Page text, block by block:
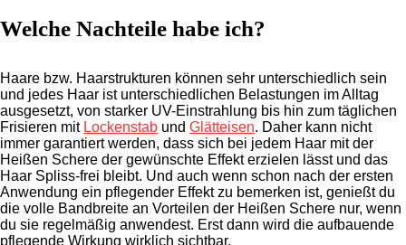
Welche Nachteile habe ich?
Haare bzw. Haarstrukturen können sehr unterschiedlich sein
und jedes Haar ist unterschiedlichen Belastungen im Alltag
ausgesetzt, von starker UV-Einstrahlung bis hin zum täglichen
Frisieren mit Lockenstab und Glätteisen. Daher kann nicht
immer garantiert werden, dass sich bei jedem Haar mit der
Heißen Schere der gewünschte Effekt erzielen lässt und das
Haar Spliss-frei bleibt. Und auch wenn schon nach der ersten
Anwendung ein pflegender Effekt zu bemerken ist, genießt du
die volle Bandbreite an Vorteilen der Heißen Schere nur, wenn
du sie regelmäßig anwendest. Erst dann wird die aufbauende
pflegende Wirkung wirklich sichtbar.